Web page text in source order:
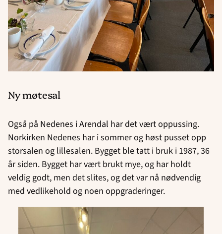
Ny møtesal
Også på Nedenes i Arendal har det vært oppussing.
Norkirken Nedenes har i sommer og høst pusset opp
storsalen og lillesalen. Bygget ble tatt i bruk i 1987, 36
år siden. Bygget har vært brukt mye, og har holdt
veldig godt, men det slites, og det var nå nødvendig
med vedlikehold og noen oppgraderinger.